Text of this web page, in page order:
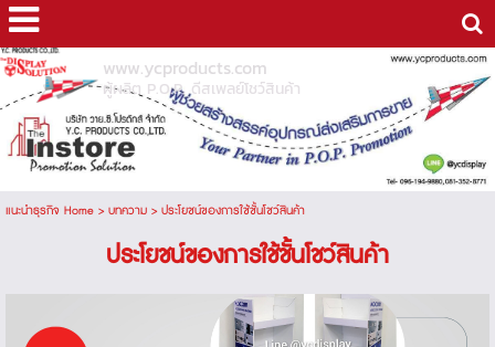
www.ycproducts.com
ผู้ผลิต P.O.P. ดีสเพลย์โชว์สินค้า
แนะนำธุรกิจ Home> บทความ> ประโยชน์ของการใช้ชั้นโชว์สินค้า
ประโยชน์ของการใช้ชั้นโชว์สินค้า